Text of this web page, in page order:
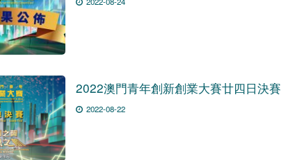
2022澳門青年創新創業大賽廿四日決賽
2022-08-22